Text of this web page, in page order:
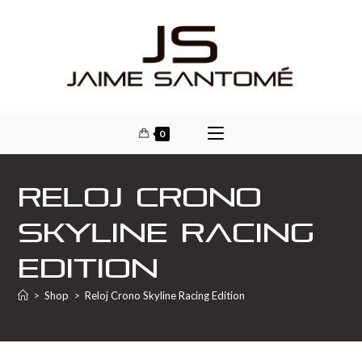
0
Reloj Crono
Skyline Racing
Edition
> Shop > Reloj Crono Skyline Racing Edition